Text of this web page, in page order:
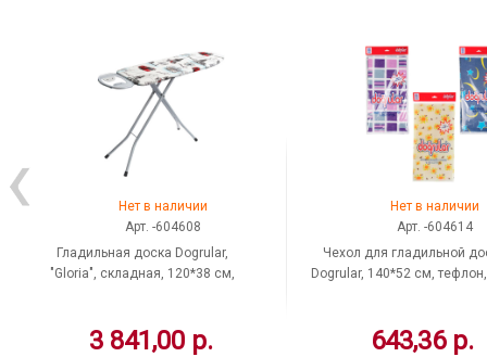
Нет в наличии
Арт. -604608
Гладильная доска Dogrular,
"Gloria", складная, 120*38 см,
3 841,00 р.
Нет в наличии
Арт. -604614
Чехол для гладильной
Dogrular, 140*52 см,
643,36 р.